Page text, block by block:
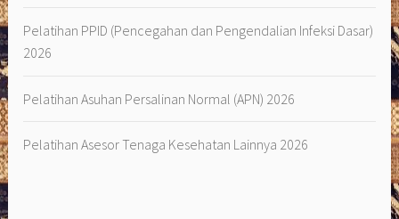
Pelatihan PPID (Pencegahan dan Pengendalian Infeksi Dasar)
2026
Pelatihan Asuhan Persalinan Normal (APN) 2026
Pelatihan Asesor Tenaga Kesehatan Lainnya 2026